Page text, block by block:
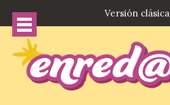
Versión clásica